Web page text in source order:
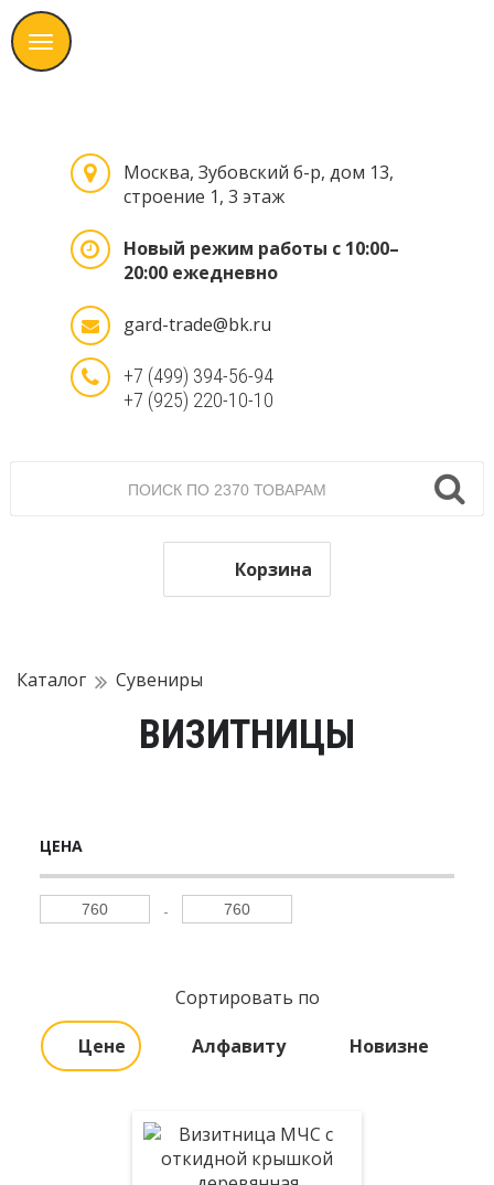
Москва, Зубовский б-р, дом 13,
строение 1, 3 этаж
Новый режим работы с 10:00–
20:00 ежедневно
gard-trade@bk.ru
+7 (499) 394-56-94
+7 (925) 220-10-10
Корзина
Каталог Сувениры
ВИЗИТНИЦЫ
ЦЕНА
Сортировать по
Цене
Алфавиту Новизне